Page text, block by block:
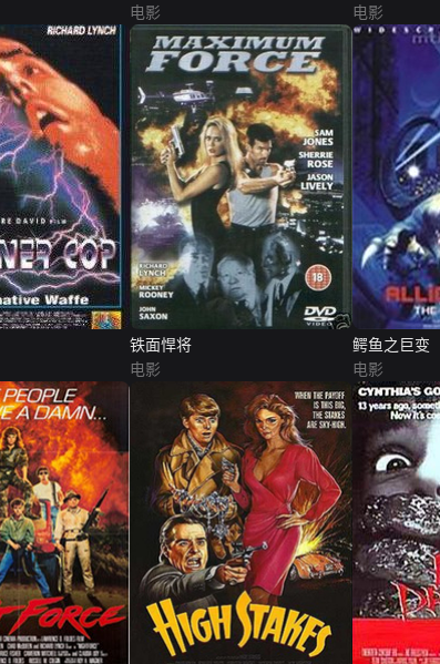
电影
电影
铁面悍将
电影
鳄鱼之巨变
电影